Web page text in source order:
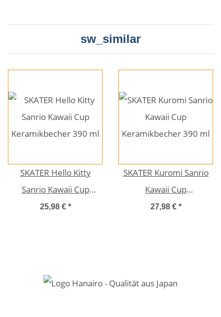
sw_similar
SKATER Hello Kitty
Sanrio Kawaii Cup
Keramikbecher 390 ml
25,98 € *
SKATER Kuromi Sanrio
Kawaii Cup
Keramikbecher 390 ml
27,98 € *